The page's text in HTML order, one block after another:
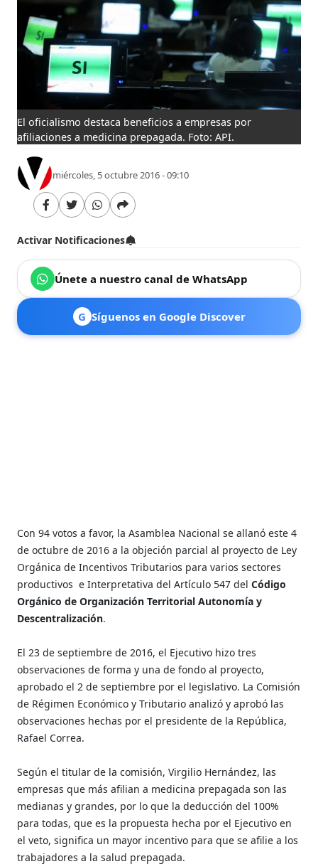
El oficialismo destaca beneficios a empresas por
afiliaciones a medicina prepagada. Foto: API.
miércoles, 5 octubre 2016 - 09:10
Activar Notificaciones
Únete a nuestro canal de WhatsApp
G Síguenos en Google Discover
Con 94 votos a favor, la Asamblea Nacional se allanó este 4
de octubre de 2016 a la objeción parcial al proyecto de Ley
Orgánica de Incentivos Tributarios para varios sectores
productivos e Interpretativa del Artículo 547 delCódigo
Orgánico de Organización Territorial Autonomía y
Descentralización.
El 23 de septiembre de 2016, el Ejecutivo hizo tres
observaciones de forma y una de fondo al proyecto,
aprobado el 2 de septiembre por el legislativo. La Comisión
de Régimen Económico y Tributario analizó y aprobó las
observaciones hechas por el presidente de la República,
Rafael Correa.
Según el titular de la comisión, Virgilio Hernández, las
empresas que más afilian a medicina prepagada son las
medianas y grandes, por lo que la deducción del 100%
para todas, que es la propuesta hecha por el Ejecutivo en
el veto, significa un mayor incentivo para que se afilie a los
trabajadores a la salud prepagada.